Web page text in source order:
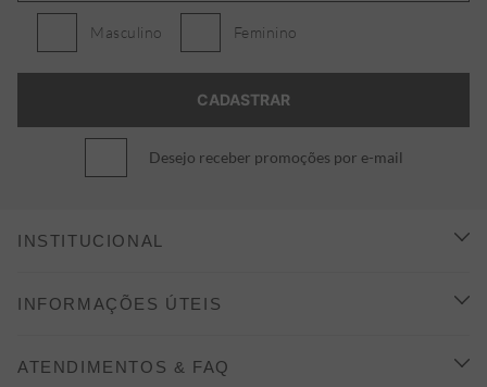
Masculino Feminino
Desejo receber promoções por e-mail
INSTITUCIONAL
CONHEÇA A ALEATORY
INFORMAÇÕES ÚTEIS
ATENDIMENTOS & FAQ